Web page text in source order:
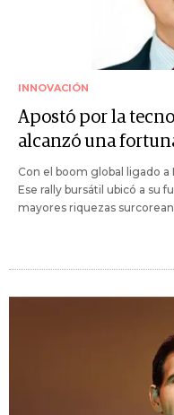
INNOVACIÓN
Apostó por la
alcanzó una
Con el boom global ligado a
Ese rally bursátil ubicó a su
mayores riquezas